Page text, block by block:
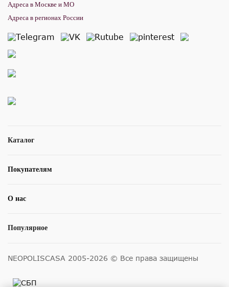
Каталог
Покупателям
О нас
Популярное
Адреса в Москве и МО
Адреса в регионах России
NEOPOLISCASA 2005-2026 © Все права защищены